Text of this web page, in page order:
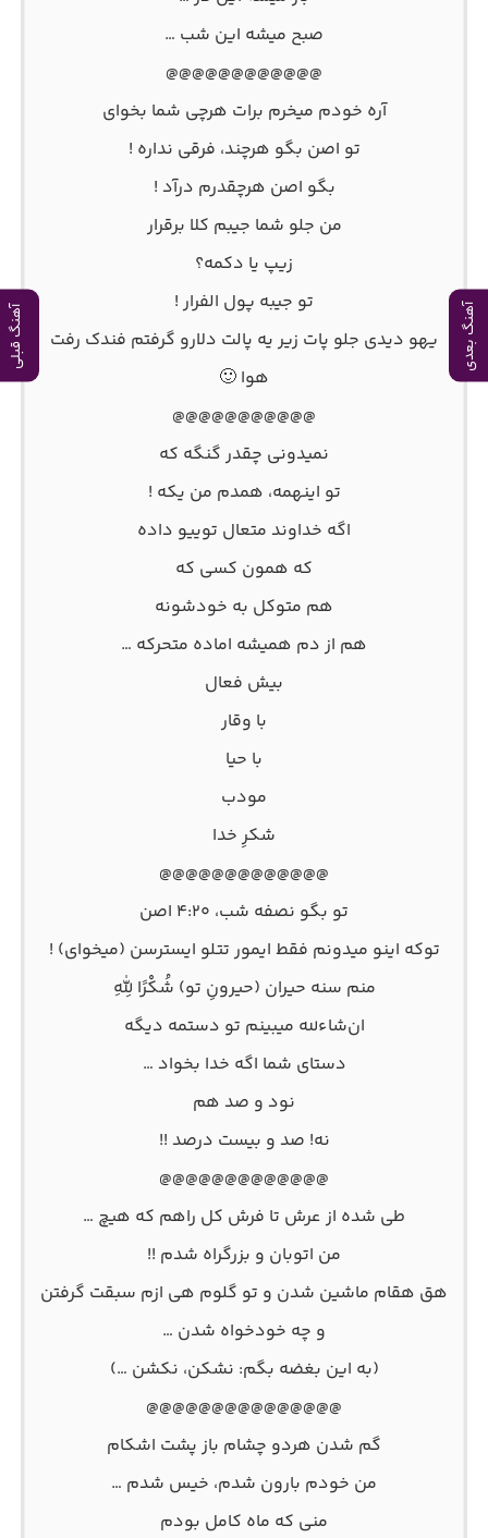
آهنگ بعدی آهنگ قبلی
صبح میشه این شب …
@@@@@@@@@@@@
آره خودم میخرم برات هرچی شما بخوای
تو اصن بگو هرچند، فرقی نداره !
بگو اصن هرچقدرم درآد !
من جلو شما جیبم کلا برقرار
زیپ یا دکمه؟
تو جیبه پول الفرار !
یهو دیدی جلو پات زیر یه پالت دلارو گرفتم فندک رفت
هوا 🙂
@@@@@@@@@@@
نمیدونی چقدر گنگه که
تو اینهمه، همدم من یکه !
اگه خداوند متعال توییو داده
که همون کسی که
هم متوکل به خودشونه
هم از دم همیشه اماده متحرکه …
بیش فعال
با وقار
با حیا
مودب
شکرِ خدا
@@@@@@@@@@@@@
تو بگو نصفه شب، ۴:۲۰ اصن
توکه اینو میدونم فقط ایمور تتلو ایسترسن (میخوای) !
منم سنه حیران (حیرونِ تو) شُكْرًا لِلّٰهِ
ان‌شاءلله میبینم تو دستمه دیگه
دستای شما اگه خدا بخواد …
نود و صد هم
نه! صد و بیست درصد !!
@@@@@@@@@@@@@
طی شده از عرش تا فرش کل راهم که هیچ …
من اتوبان و بزرگراه شدم !!
هق هقام ماشین شدن و تو گلوم هی ازم سبقت گرفتن
و چه خودخواه شدن …
(به این بغضه بگم: نشکن، نکشن …)
@@@@@@@@@@@@@@@
گم شدن هردو چشام باز پشت اشکام
من خودم بارون شدم، خیس شدم …
منی که ماه کامل بودم